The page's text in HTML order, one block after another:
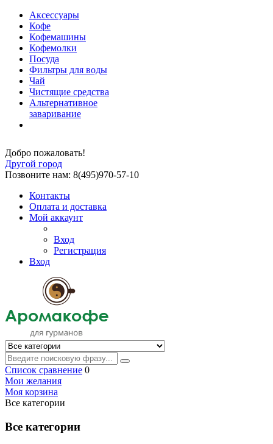
Аксессуары
Кофе
Кофемашины
Кофемолки
Посуда
Фильтры для воды
Чай
Чистящие средства
Альтернативное
заваривание
Добро пожаловать!
Другой город
Позвоните нам: 8(495)970-57-10
Контакты
Оплата и доставка
Мой аккаунт
Вход
Регистрация
Вход
Список сравнение 0
Мои желания
Моя корзина
Все категории
Все категории